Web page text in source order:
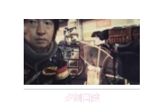
夕刻日誌